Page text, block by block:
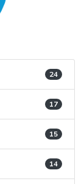
24
17
15
14